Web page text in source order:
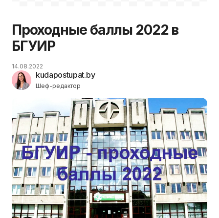
Проходные баллы 2022 в
БГУИР
kudapostupat.by
Шеф-редактор
14.08.2022